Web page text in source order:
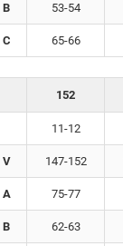
B 53-54
C 65-66
152
11-12
V 147-152
A 75-77
B 62-63